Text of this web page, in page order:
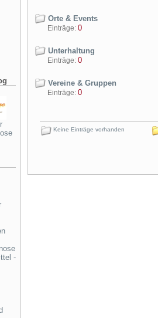
-
Orte & Events
Einträge: 0
Unterhaltung
Einträge: 0
Vereine & Gruppen
Einträge: 0
Keine Einträge vorhanden